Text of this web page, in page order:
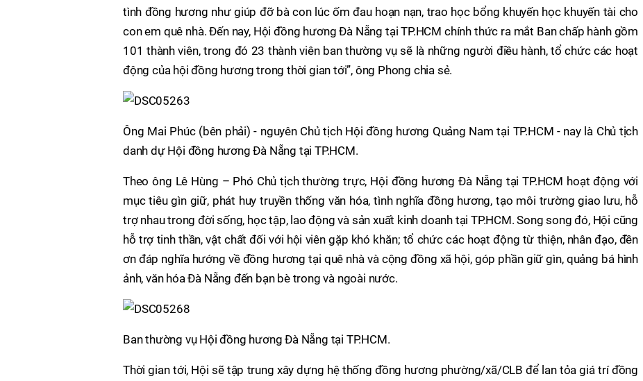
tình đồng hương như giúp đỡ bà con lúc ốm đau hoạn nạn, trao học bổng khuyến học khuyến tài cho
con em quê nhà. Đến nay, Hội đồng hương Đà Nẵng tại TP.HCM chính thức ra mắt Ban chấp hành gồm
101 thành viên, trong đó 23 thành viên ban thường vụ sẽ là những người điều hành, tổ chức các hoạt
động của hội đồng hương trong thời gian tới”, ông Phong chia sẻ.
Ông Mai Phúc (bên phải) - nguyên Chủ tịch Hội đồng hương Quảng Nam tại TP.HCM - nay là Chủ tịch
danh dự Hội đồng hương Đà Nẵng tại TP.HCM.
Theo ông Lê Hùng – Phó Chủ tịch thường trực, Hội đồng hương Đà Nẵng tại TP.HCM hoạt động với
mục tiêu gìn giữ, phát huy truyền thống văn hóa, tình nghĩa đồng hương, tạo môi trường giao lưu, hỗ
trợ nhau trong đời sống, học tập, lao động và sản xuất kinh doanh tại TP.HCM. Song song đó, Hội cũng
hỗ trợ tinh thần, vật chất đối với hội viên gặp khó khăn; tổ chức các hoạt động từ thiện, nhân đạo, đền
ơn đáp nghĩa hướng về đồng hương tại quê nhà và cộng đồng xã hội, góp phần giữ gìn, quảng bá hình
ảnh, văn hóa Đà Nẵng đến bạn bè trong và ngoài nước.
Ban thường vụ Hội đồng hương Đà Nẵng tại TP.HCM.
Thời gian tới, Hội sẽ tập trung xây dựng hệ thống đồng hương phường/xã/CLB để lan tỏa giá trí đồng